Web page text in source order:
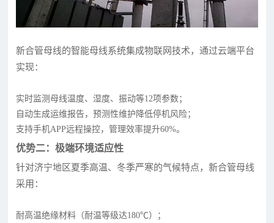
新合管母线的智能母线系统集成物联网技术，通过云端平台
实现：
实时监测母线温度、湿度、振动等12项参数；
自动生成运维报告，预测性维护降低停机风险；
支持手机APP远程操控，管理效率提升60%。
优势二：极端环境适应性
针对济宁地区夏季高温、冬季严寒的气候特点，新合管母线
采用：
耐高温绝缘材料（耐温等级达180℃）；